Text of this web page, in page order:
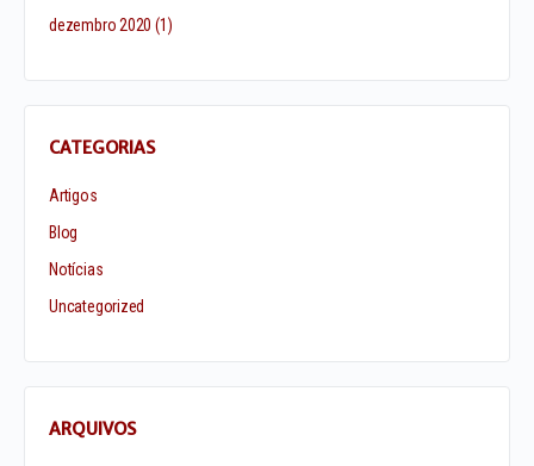
dezembro 2020 (1)
CATEGORIAS
Artigos
Blog
Notícias
Uncategorized
ARQUIVOS